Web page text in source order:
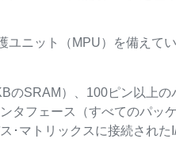
ニット（MPU）を備えて
SRAM）、100ピン以上の
タフェース（すべてのパッ
マトリックスに接続された